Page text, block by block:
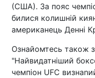
(США). За пояс
билися колишній
американець Денні
Ознайомтесь також
"Найвидатніший
чемпіон UFC